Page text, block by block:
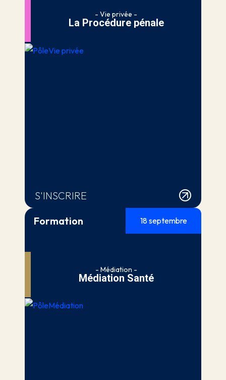
- Vie privée -
La Procédure pénale
S'INSCRIRE
Formation
18 septembre
- Médiation -
Médiation Santé